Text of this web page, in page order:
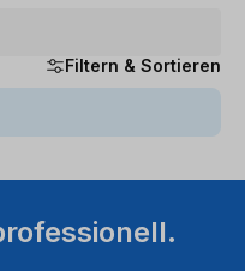
Filtern & Sortieren